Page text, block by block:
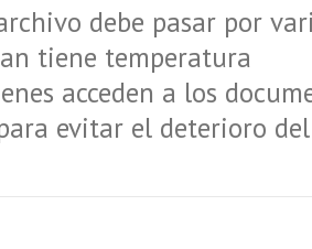
debe pasar por
tiene temperatura
acceden a los
evitar el deterioro del